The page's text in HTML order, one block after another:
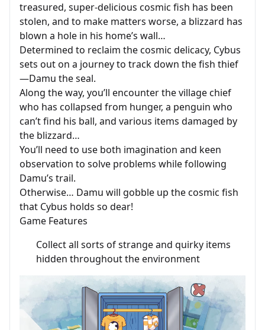
treasured, super-delicious cosmic fish has been
stolen, and to make matters worse, a blizzard has
blown a hole in his home’s wall…
Determined to reclaim the cosmic delicacy, Cybus
sets out on a journey to track down the fish thief
—Damu the seal.
Along the way, you’ll encounter the village chief
who has collapsed from hunger, a penguin who
can’t find his ball, and various items damaged by
the blizzard…
You’ll need to use both imagination and keen
observation to solve problems while following
Damu’s trail.
Otherwise… Damu will gobble up the cosmic fish
that Cybus holds so dear!
Game Features
Collect all sorts of strange and quirky items
hidden throughout the environment